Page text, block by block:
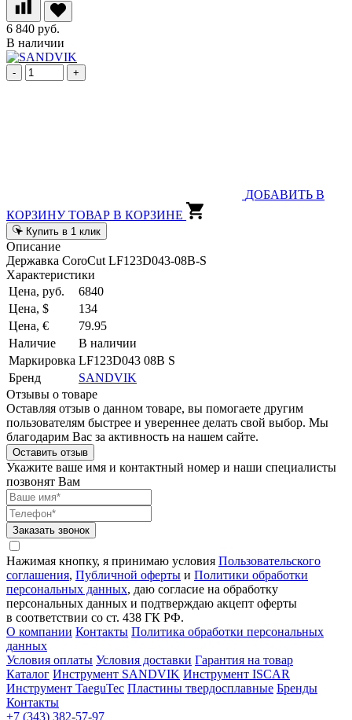
6 840 руб.
В наличии
- +
ДОБАВИТЬ В
КОРЗИНУ ТОВАР В КОРЗИНЕ
Купить в 1 клик
Описание
Державка CoroCut LF123D043-08B-S
Характеристики
Цена, руб.
6840
Цена, $
134
Цена, €
79.95
Наличие
В наличии
Маркировка LF123D043 08B S
Бренд
SANDVIK
Отзывы о товаре
Оставляя отзыв о данном товаре, вы помогаете другим
пользователям быстрее и увереннее делать свой выбор. Мы
благодарим Вас за активность на нашем сайте.
Оставить отзыв
Укажите ваше имя и контактный номер и наши специалисты
позвонят Вам
Заказать звонок
Нажимая кнопку, я принимаю условия Пользовательского
соглашения, Публичной оферты и Политики обработки
персональных данных, даю согласие на обработку
персональных данных и подтверждаю акцепт оферты
в соответствии со ст. 438 ГК РФ.
О компании Контакты Политика обработки персональных
данных
Условия оплаты Условия доставки Гарантия на товар
Каталог Инструмент SANDVIK Инструмент ISCAR
Инструмент TaeguTec Пластины твердосплавные Бренды
Контакты
+7 (343) 382-57-97